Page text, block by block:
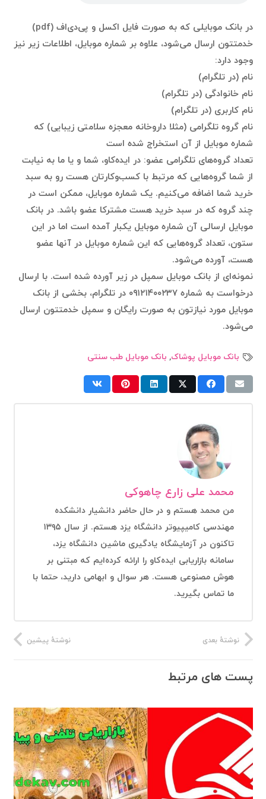
در بانک موبایلی که به صورت فایل اکسل و پی‌دی‌اف (pdf)
خدمتتون ارسال می‌شود، علاوه بر شماره موبایل، اطلاعات زیر نیز
وجود دارد:
نام (در تلگرام)
نام خانوادگی (در تلگرام)
نام کاربری (در تلگرام)
نام گروه تلگرامی (مثلا داروخانه معجزه سلامتی زیبایی) که
شماره موبایل از آن استخراج شده است
تعداد گروه‌های تلگرامی عضو: در ایده‌کاو، شما و یا ما به نیابت
از شما گروه‌هایی که مرتبط با کسب‌وکارتان هست رو به سبد
خرید شما اضافه می‌کنیم. یک شماره موبایل، ممکن است در
چند گروه که در سبد خرید هست مشترکا عضو باشد. در بانک
موبایل ارسالی آن شماره موبایل یکبار آمده است اما در این
ستون،‌ تعداد گروه‌هایی که این شماره موبایل در آنها عضو
هست، آورده می‌شود.
نمونه‌ای از بانک موبایل سمپل در زیر آورده شده است. با ارسال
درخواست به شماره ۰۹۱۲۱۴۰۰۲۳۷ در تلگرام، بخشی از بانک
موبایل مورد نیازتون به صورت رایگان و سمپل خدمتتون ارسال
می‌شود.
بانک موبایل پوشاک, بانک موبایل طب سنتی
محمد علی زارع چاهوکی
من محمد هستم و در حال حاضر دانشیار دانشکده
مهندسی کامیپیوتر دانشگاه یزد هستم. از سال ۱۳۹۵
تاکنون در آزمایشگاه یادگیری ماشین دانشگاه یزد،
سامانه بازاریابی ایده‌کاو را ارائه کرده‌ایم که مبتنی بر
هوش مصنوعی هست. هر سوال و ابهامی دارید، حتما با
ما تماس بگیرید.
نوشتهٔ پیشین نوشتهٔ بعدی
پست های مرتبط